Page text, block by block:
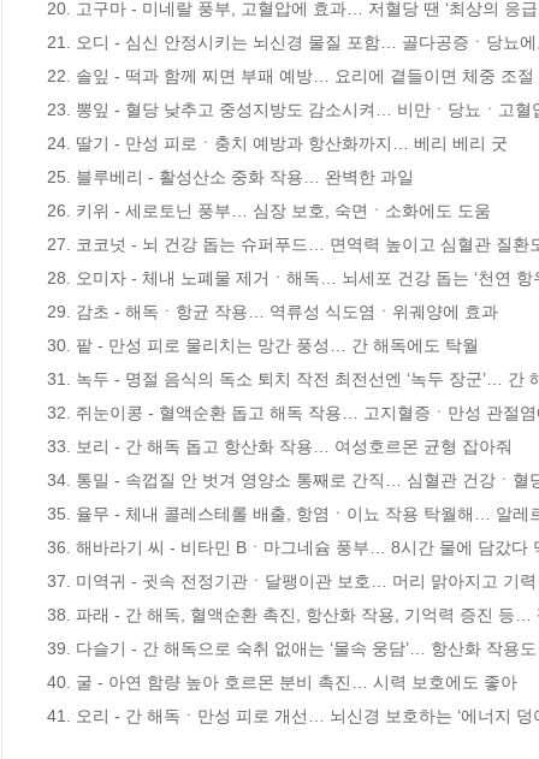
20. 고구마 - 미네랄 풍부, 고혈압에 효과… 저혈당 땐 ‘최상의 응급
21. 오디 - 심신 안정시키는 뇌신경 물질 포함… 골다공증ㆍ당뇨
22. 솔잎 - 떡과 함께 찌면 부패 예방… 요리에 곁들이면 체중 조절
23. 뽕잎 - 혈당 낮추고 중성지방도 감소시켜… 비만ㆍ당뇨ㆍ고혈
24. 딸기 - 만성 피로ㆍ충치 예방과 항산화까지… 베리 베리 굿
25. 블루베리 - 활성산소 중화 작용… 완벽한 과일
26. 키위 - 세로토닌 풍부… 심장 보호, 숙면ㆍ소화에도 도움
27. 코코넛 - 뇌 건강 돕는 슈퍼푸드… 면역력 높이고 심혈관 질환
28. 오미자 - 체내 노폐물 제거ㆍ해독… 뇌세포 건강 돕는 ‘천연 항
29. 감초 - 해독ㆍ항균 작용… 역류성 식도염ㆍ위궤양에 효과
30. 팥 - 만성 피로 물리치는 망간 풍성… 간 해독에도 탁월
31. 녹두 - 명절 음식의 독소 퇴치 작전 최전선엔 ‘녹두 장군’…
32. 쥐눈이콩 - 혈액순환 돕고 해독 작용… 고지혈증ㆍ만성 관절
33. 보리 - 간 해독 돕고 항산화 작용… 여성호르몬 균형 잡아줘
34. 통밀 - 속껍질 안 벗겨 영양소 통째로 간직… 심혈관 건강ㆍ혈
35. 율무 - 체내 콜레스테롤 배출, 항염ㆍ이뇨 작용 탁월해… 알레
36. 해바라기 씨 - 비타민 Bㆍ마그네슘 풍부… 8시간 물에 담갔다
37. 미역귀 - 귓속 전정기관ㆍ달팽이관 보호… 머리 맑아지고 기
38. 파래 - 간 해독, 혈액순환 촉진, 항산화 작용, 기억력 증진 등…
39. 다슬기 - 간 해독으로 숙취 없애는 ‘물속 웅담’… 항산화 작용
40. 굴 - 아연 함량 높아 호르몬 분비 촉진… 시력 보호에도 좋아
41. 오리 - 간 해독ㆍ만성 피로 개선… 뇌신경 보호하는 ‘에너지 덩